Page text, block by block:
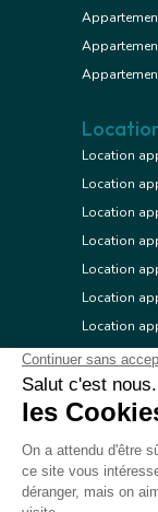
Location
Location
Location
Location
Location
Location
Location
Location
Location
Location
Location
Location